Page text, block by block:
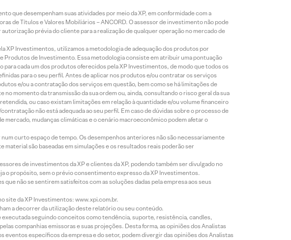
que desempenham suas atividades por meio da XP, em conformidade com a
de Títulos e Valores Mobiliários – ANCORD. O assessor de investimento não pode
prévia do cliente para a realização de qualquer operação no mercado de
XP Investimentos, utilizamos a metodologia de adequação dos produtos por
Produtos de Investimento. Essa metodologia consiste em atribuir uma pontuação
cada um dos produtos oferecidos pela XP Investimentos, de modo que todos os
para o seu perfil. Antes de aplicar nos produtos e/ou contratar os serviços
e/ou a contratação dos serviços em questão, bem como se há limitações de
momento da transmissão da sua ordem ou, ainda, consultando o risco geral da sua
ou caso existam limitações em relação à quantidade e/ou volume financeiro
não está adequada ao seu perfil. Em caso de dúvidas sobre o processo de
mercado, mudanças climáticas e o cenário macroeconômico podem afetar o
curto espaço de tempo. Os desempenhos anteriores não são necessariamente
são baseadas em simulações e os resultados reais poderão ser
de investimentos da XP e clientes da XP, podendo também ser divulgado no
o propósito, sem o prévio consentimento expresso da XP Investimentos.
não se sentirem satisfeitos com as soluções dadas pela empresa aos seus
site da XP Investimentos: www.xpi.com.br.
a decorrer da utilização deste relatório ou seu conteúdo.
executada seguindo conceitos como tendência, suporte, resistência, candles,
companhias emissoras e suas projeções. Desta forma, as opiniões dos Analistas
específicos da empresa e do setor, podem divergir das opiniões dos Analistas